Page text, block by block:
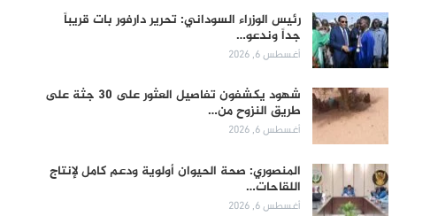
رئيس الوزراء السوداني: تحرير دارفور بات قريباً
جداً وندعو…
أغسطس 6, 2026
شهود يكشفون تفاصيل العثور على 30 جثة على
طريق النزوح من…
أغسطس 6, 2026
المنصوري: صحة الحيوان أولوية ودعم كامل لإنتاج
اللقاحات…
أغسطس 6, 2026